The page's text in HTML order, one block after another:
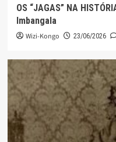
OS “JAGAS” NA
Imbangala
Wizi-Kongo 23/06/2026